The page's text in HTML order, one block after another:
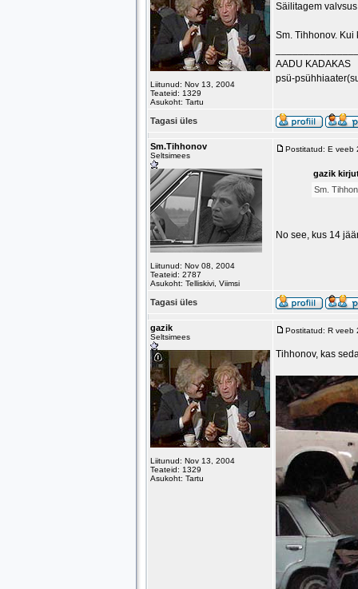
Liitunud: Nov 13, 2004
Teateid: 1329
Asukoht: Tartu
Säilitagem
Sm. Tihhonov. Kui
AADU KADAKAS
psü-
Tagasi üles
Sm.Tihhonov
Seltsimees
Liitunud: Nov 08, 2004
Teateid: 2787
Asukoht: Telliskivi, Viimsi
Postitatud: E veeb
gazik
Sm.
No see, kus 14
Tagasi üles
gazik
Seltsimees
Liitunud: Nov 13, 2004
Teateid: 1329
Asukoht: Tartu
Postitatud: R veeb
Tihhonov, kas